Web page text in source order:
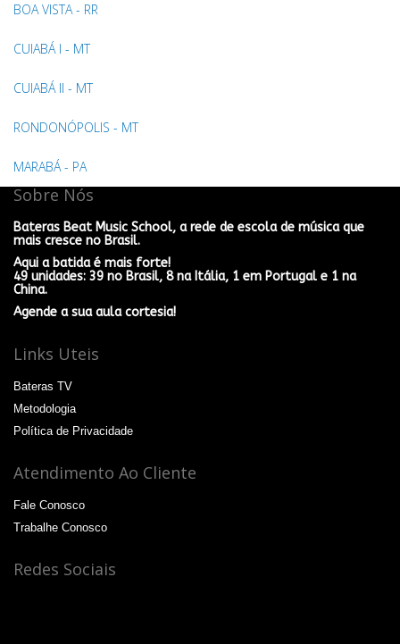
BOA VISTA - RR
CUIABÁ I - MT
CUIABÁ II - MT
RONDONÓPOLIS - MT
MARABÁ - PA
Sobre Nós
Bateras Beat Music School, a rede de escola de música que
mais cresce no Brasil.
Aqui a batida é mais forte!
49 unidades: 39 no Brasil, 8 na Itália, 1 em Portugal e 1 na
China.
Agende a sua aula cortesia!
Links Uteis
Bateras TV
Metodologia
Política de Privacidade
Atendimento Ao Cliente
Fale Conosco
Trabalhe Conosco
Redes Sociais